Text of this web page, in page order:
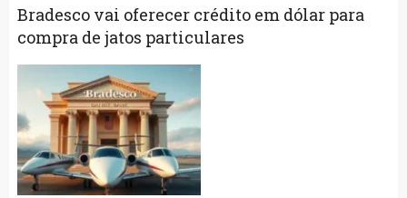
Bradesco vai oferecer crédito em dólar para
compra de jatos particulares